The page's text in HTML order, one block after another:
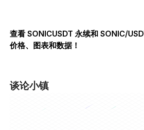
查看 SONICUSDT 永续和 SONIC/
价格、图表和数据！
谈论小镇